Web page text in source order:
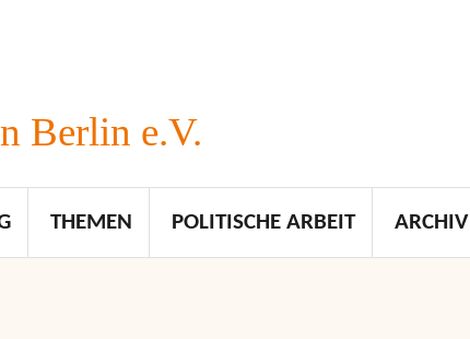
Berlin e.V.
THEMEN POLITISCHE ARBEIT ARCHIV